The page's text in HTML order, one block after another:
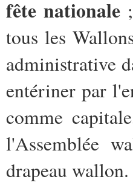
fête nationale;
tous les
administrative
entériner par
comme
l'Assemblée
drapeau wallon.